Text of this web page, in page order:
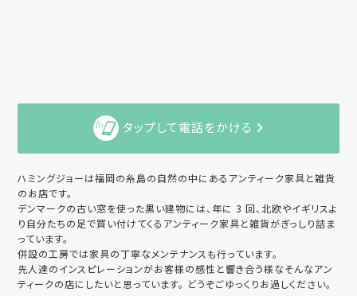
タップして電話をかける
ハミングジョーは福岡の糸島の自然の中にあるアンティーク家具と雑貨
のお店です。
デンマークの古い窓を使った黒い建物には、年に 3 回、北欧やイギリスよ
り自分たちの足で買い付けてくるアンティーク家具と雑貨がぎっしり詰ま
っています。
併設の工房では家具の丁寧なメンテナンスも行っています。
先人達のインスピレーションがお客様の感性と響き合う様なそんなアン
ティークの店にしたいと思っています。 どうぞごゆっくりお過しください。